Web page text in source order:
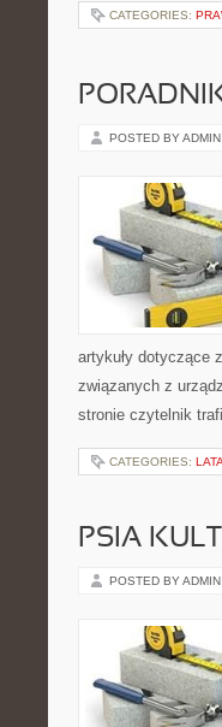
CATEGORIES:
POSTED BY ADMIN
artykuły dotyczące
związanych z
stronie czytelnik
CATEGORIES:
PSIA
POSTED BY ADMIN